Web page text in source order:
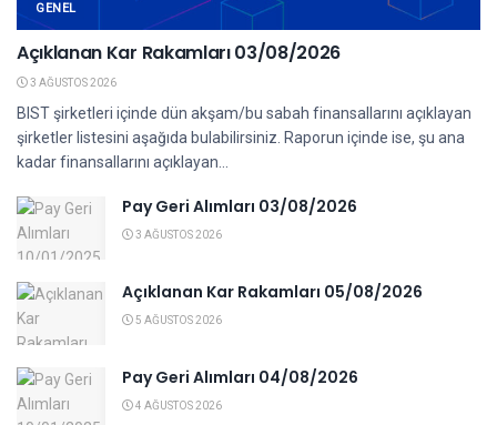
GENEL
Açıklanan Kar Rakamları 03/08/2026
3 AĞUSTOS 2026
BIST şirketleri içinde dün akşam/bu sabah finansallarını açıklayan
şirketler listesini aşağıda bulabilirsiniz. Raporun içinde ise, şu ana
kadar finansallarını açıklayan...
Pay Geri Alımları 03/08/2026
3 AĞUSTOS 2026
Açıklanan Kar Rakamları 05/08/2026
5 AĞUSTOS 2026
Pay Geri Alımları 04/08/2026
4 AĞUSTOS 2026